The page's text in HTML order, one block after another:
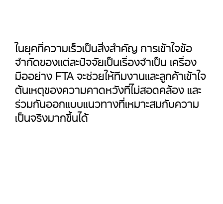
ในยุคที่ความเร็วเป็นสิ่งสำคัญ การเข้าใจข้อ
จำกัดของแต่ละปัจจัยเป็นเรื่องจำเป็น เครื่อง
มืออย่าง FTA จะช่วยให้ทีมงานและลูกค้าเข้าใจ
ต้นเหตุของความคาดหวังที่ไม่สอดคล้อง และ
ร่วมกันออกแบบแนวทางที่เหมาะสมกับความ
เป็นจริงมากขึ้นได้